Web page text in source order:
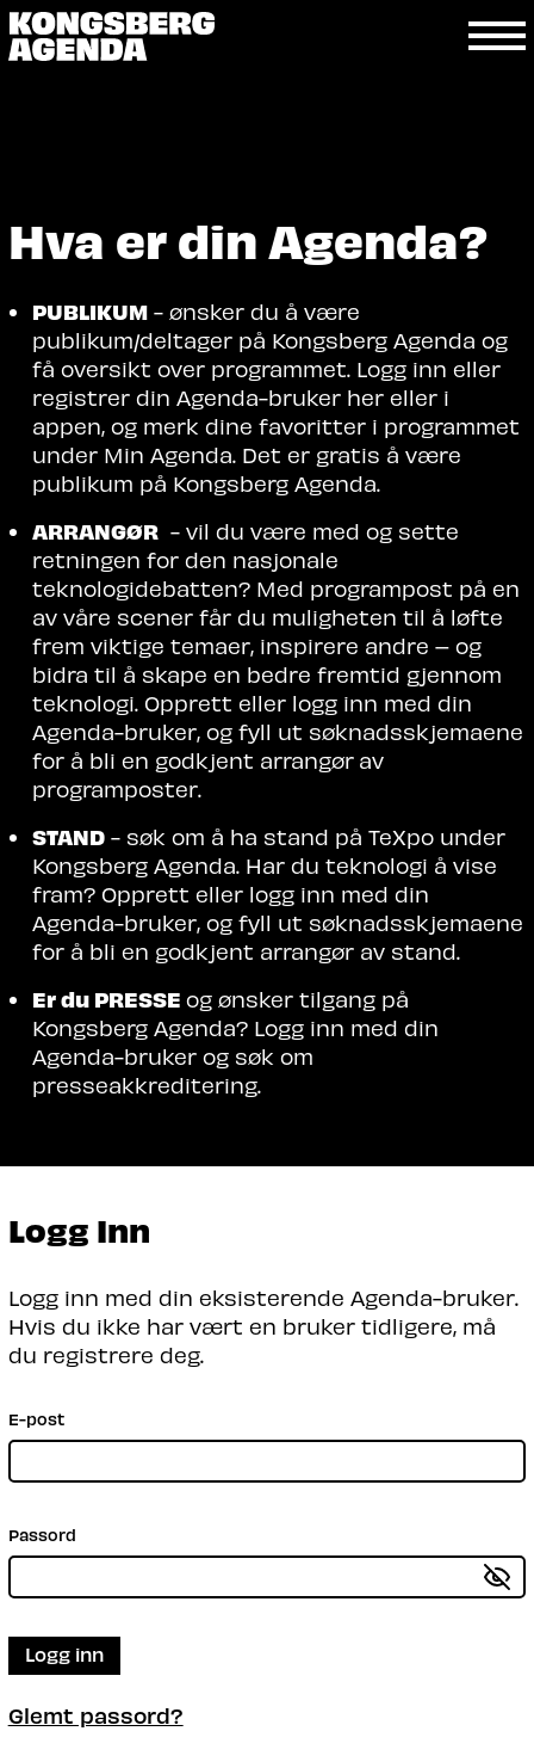
Hva er din Agenda?
PUBLIKUM- ønsker du å være
publikum/deltager på Kongsberg Agenda og
få oversikt over programmet. Logg inn eller
registrer din Agenda-bruker her eller i
appen, og merk dine favoritter i programmet
under Min Agenda. Det er gratis å være
publikum på Kongsberg Agenda.
ARRANGØR- vil du være med og sette
retningen for den nasjonale
teknologidebatten? Med programpost på en
av våre scener får du muligheten til å løfte
frem viktige temaer, inspirere andre – og
bidra til å skape en bedre fremtid gjennom
teknologi. Opprett eller logg inn med din
Agenda-bruker, og fyll ut søknadsskjemaene
for å bli en godkjent arrangør av
programposter.
STAND- søk om å ha stand på TeXpo under
Kongsberg Agenda. Har du teknologi å vise
fram? Opprett eller logg inn med din
Agenda-bruker, og fyll ut søknadsskjemaene
for å bli en godkjent arrangør av stand.
Er du PRESSE og ønsker tilgang på
Kongsberg Agenda? Logg inn med din
Agenda-bruker og søk om
presseakkreditering.
Logg Inn
Logg inn med din eksisterende Agenda-bruker.
Hvis du ikke har vært en bruker tidligere, må
du registrere deg.
E-post
Passord
Logg inn
Glemt passord?